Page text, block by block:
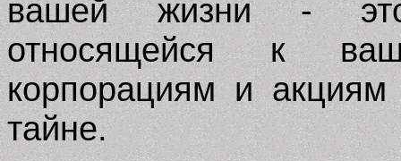
вашей жизни - это
относящейся к
корпорациям и акциям
тайне.